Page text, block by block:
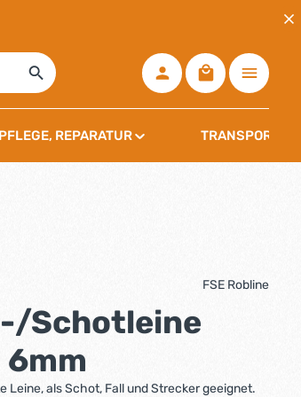
Warenkorb
PFLEGE, REPARATUR TRANSPORT,
0 von 5 Sternen
FSE Robline
Schotleine
6mm
Leine, als Schot, Fall und Strecker geeignet.